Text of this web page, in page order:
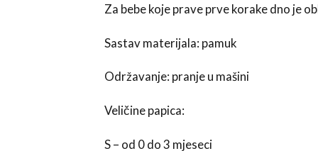
Za bebe koje prave prve korake dno je
Sastav materijala: pamuk
Održavanje: pranje u mašini
Veličine papica:
S – od 0 do 3 mjeseci